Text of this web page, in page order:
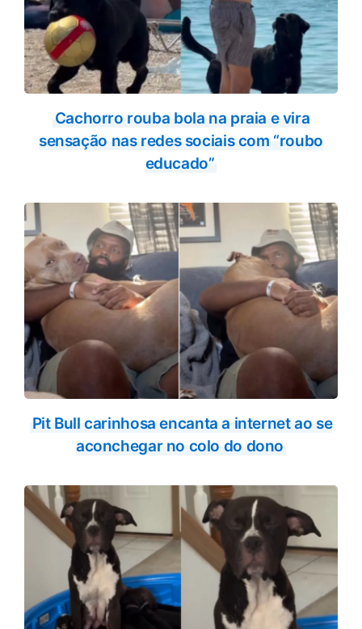
Cachorro rouba bola na praia e vira
sensação nas redes sociais com “roubo
educado”
Pit Bull carinhosa encanta a internet ao se
aconchegar no colo do dono